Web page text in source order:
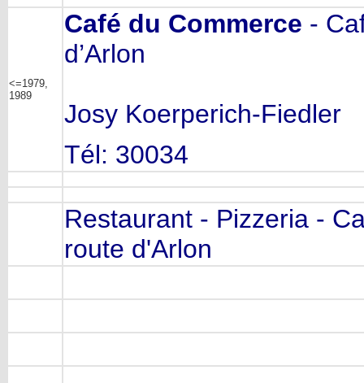
<=1979,
1989
Café du Commerce -
d’Arlon
Josy Koerperich-Fiedler
Tél: 30034
Restaurant - Pizzeria -
route d'Arlon